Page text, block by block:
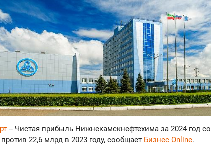
-- Чистая прибыль Нижнекамскнефтехима за 2024 год
22,6 млрд в 2023 году, сообщает Бизнес Online.